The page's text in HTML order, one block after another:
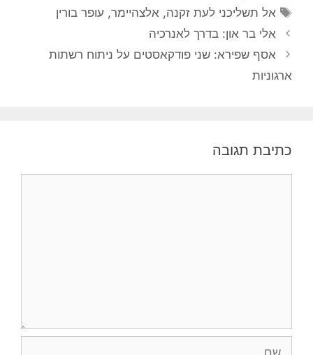
תגיות
אל תשליכני לעת זקנה, אלצהיימר, עופר בורין
אלי בר און: בדרך לאנרכיה
אסף שפירא: שני פודקאסטים על ניתוח רשתות
ארגוניות
כתיבת תגובה